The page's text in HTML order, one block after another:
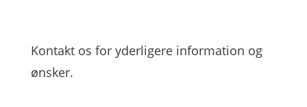
Kontakt os for yderligere information og
ønsker.